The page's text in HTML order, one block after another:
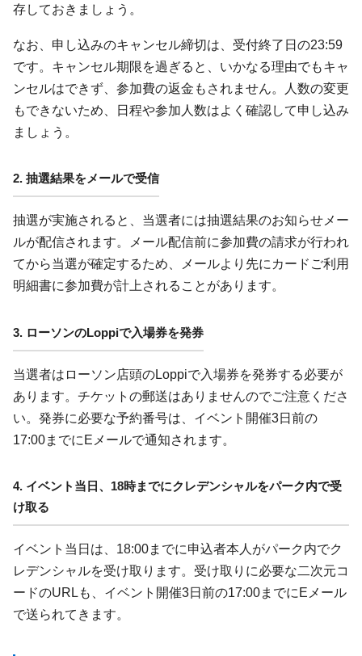
存しておきましょう。
なお、申し込みのキャンセル締切は、受付終了日の23:59
です。キャンセル期限を過ぎると、いかなる理由でもキャ
ンセルはできず、参加費の返金もされません。人数の変更
もできないため、日程や参加人数はよく確認して申し込み
ましょう。
2. 抽選結果をメールで受信
抽選が実施されると、当選者には抽選結果のお知らせメー
ルが配信されます。メール配信前に参加費の請求が行われ
てから当選が確定するため、メールより先にカードご利用
明細書に参加費が計上されることがあります。
3. ローソンのLoppiで入場券を発券
当選者はローソン店頭のLoppiで入場券を発券する必要が
あります。チケットの郵送はありませんのでご注意くださ
い。発券に必要な予約番号は、イベント開催3日前の
17:00までにEメールで通知されます。
4. イベント当日、18時までにクレデンシャルをパーク内で受
け取る
イベント当日は、18:00までに申込者本人がパーク内でク
レデンシャルを受け取ります。受け取りに必要な二次元コ
ードのURLも、イベント開催3日前の17:00までにEメール
で送られてきます。